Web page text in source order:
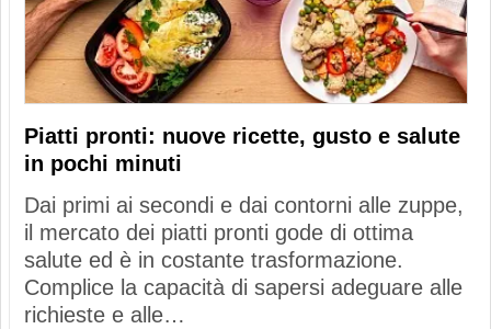
Piatti pronti: nuove ricette, gusto e salute
in pochi minuti
Dai primi ai secondi e dai contorni alle zuppe,
il mercato dei piatti pronti gode di ottima
salute ed è in costante trasformazione.
Complice la capacità di sapersi adeguare alle
richieste e alle…